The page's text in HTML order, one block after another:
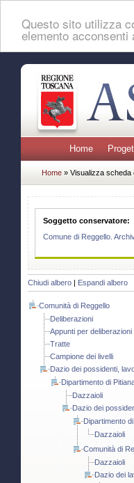
Questo sito utilizza
elemento acconsenti
Home
Home » Visualizza
Soggetto conservatore:
Comune di Reggello.
Chiudi albero Espandi albero
Comunità di Reggello
Deliberazioni
Appunti per deliberazioni
Tratte
Campione dei livelli
Dazio dei possidenti,
Dipartimento di
Dazzaioli
Dazio dei
Dipartimento
Dazzaioli
Comunità di
Dazzaioli
Dazio dei